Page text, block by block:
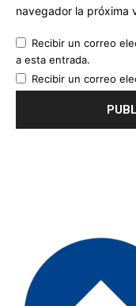
navegador la próxima
Recibir un correo
a esta entrada.
Recibir un correo